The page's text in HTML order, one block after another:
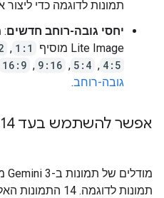
תמונות לדוגמה כדי
יחסי גובה-רוחב חדשים
Lite Image מוסיף
1:1
,
4:5
,
5:4
,
9:16
,
16:9
גובה-רוחב.
אפשר להשתמש בעד 14 תמונות לדוגמה
תמונות לדוגמה. 14 התמונות האלה יכולות לכלול: